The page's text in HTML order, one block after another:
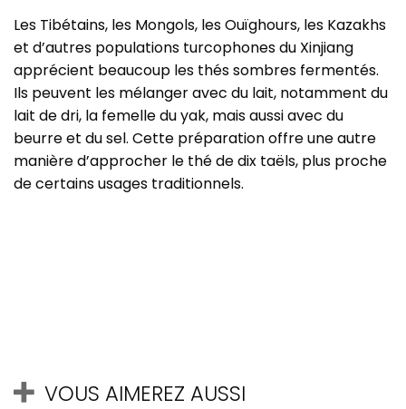
Les Tibétains, les Mongols, les Ouïghours, les Kazakhs
et d’autres populations turcophones du Xinjiang
apprécient beaucoup les thés sombres fermentés.
Ils peuvent les mélanger avec du lait, notamment du
lait de dri, la femelle du yak, mais aussi avec du
beurre et du sel. Cette préparation offre une autre
manière d’approcher le thé de dix taëls, plus proche
de certains usages traditionnels.
VOUS AIMEREZ AUSSI